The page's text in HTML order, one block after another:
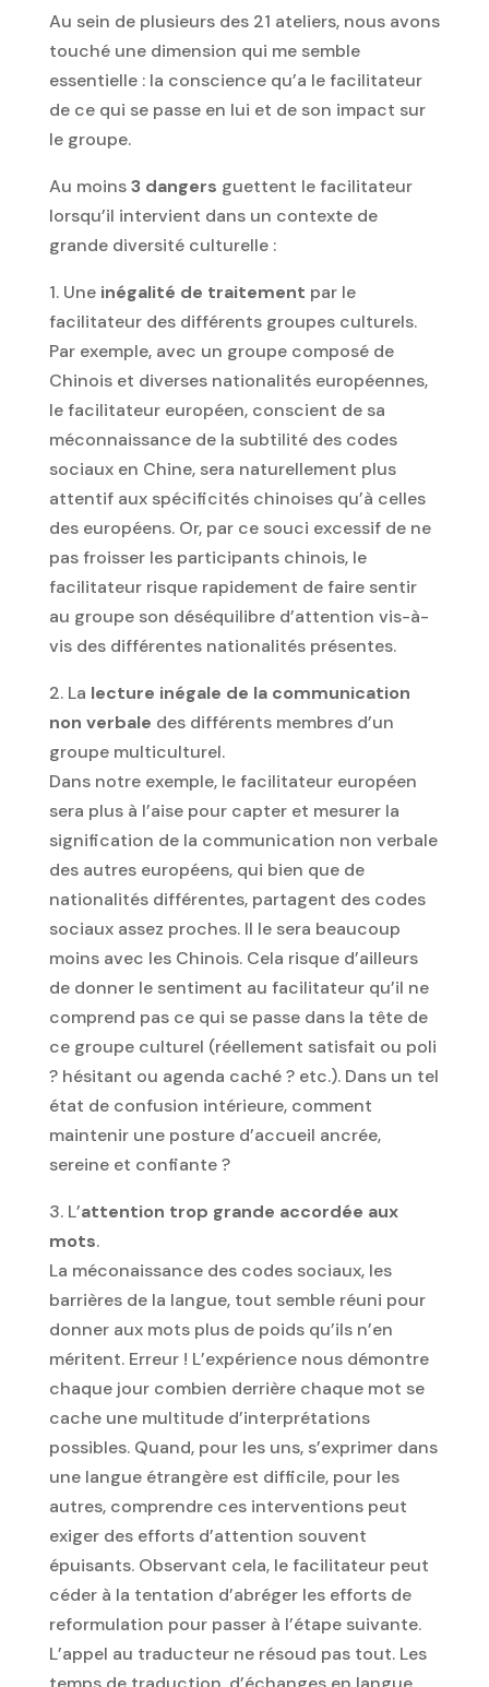
Au sein de plusieurs des 21 ateliers, nous avons
touché une dimension qui me semble
essentielle : la conscience qu’a le facilitateur
de ce qui se passe en lui et de son impact sur
le groupe.
Au moins3 dangers guettent le facilitateur
lorsqu’il intervient dans un contexte de
grande diversité culturelle :
1. Une inégalité de traitement par le
facilitateur des différents groupes culturels.
Par exemple, avec un groupe composé de
Chinois et diverses nationalités européennes,
le facilitateur européen, conscient de sa
méconnaissance de la subtilité des codes
sociaux en Chine, sera naturellement plus
attentif aux spécificités chinoises qu’à celles
des européens. Or, par ce souci excessif de ne
pas froisser les participants chinois, le
facilitateur risque rapidement de faire sentir
au groupe son déséquilibre d’attention vis-à-
vis des différentes nationalités présentes.
2. La lecture inégale de la communication
non verbale des différents membres d’un
groupe multiculturel.
Dans notre exemple, le facilitateur européen
sera plus à l’aise pour capter et mesurer la
signification de la communication non verbale
des autres européens, qui bien que de
nationalités différentes, partagent des codes
sociaux assez proches. Il le sera beaucoup
moins avec les Chinois. Cela risque d’ailleurs
de donner le sentiment au facilitateur qu’il ne
comprend pas ce qui se passe dans la tête de
ce groupe culturel (réellement satisfait ou poli
? hésitant ou agenda caché ? etc.). Dans un tel
état de confusion intérieure, comment
maintenir une posture d’accueil ancrée,
sereine et confiante ?
3. L’attention trop grande accordée aux
mots.
La méconaissance des codes sociaux, les
barrières de la langue, tout semble réuni pour
donner aux mots plus de poids qu’ils n’en
méritent. Erreur ! L’expérience nous démontre
chaque jour combien derrière chaque mot se
cache une multitude d’interprétations
possibles. Quand, pour les uns, s’exprimer dans
une langue étrangère est difficile, pour les
autres, comprendre ces interventions peut
exiger des efforts d’attention souvent
épuisants. Observant cela, le facilitateur peut
céder à la tentation d’abréger les efforts de
reformulation pour passer à l’étape suivante.
L’appel au traducteur ne résoud pas tout. Les